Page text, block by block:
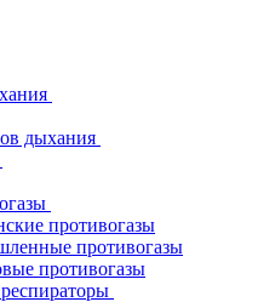
дыхания
противогазы
противогазы
противогазы